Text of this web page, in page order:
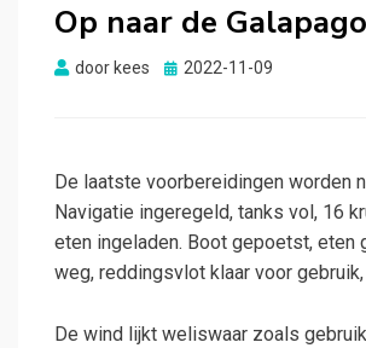
Op naar de
door kees
Gepubliceerd
2022-11-09
De laatste voorbereidingen worden
Navigatie ingeregeld, tanks vol, 16
eten ingeladen. Boot gepoetst, eten
weg, reddingsvlot klaar voor gebruik,
De wind lijkt weliswaar zoals